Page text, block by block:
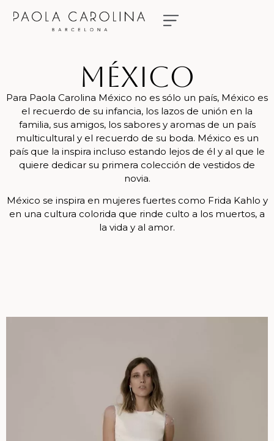
México
Para Paola Carolina México no es sólo un país, México es
el recuerdo de su infancia, los lazos de unión en la
familia, sus amigos, los sabores y aromas de un país
multicultural y el recuerdo de su boda. México es un
país que la inspira incluso estando lejos de él y al que le
quiere dedicar su primera colección de vestidos de
novia.
México se inspira en mujeres fuertes como Frida Kahlo y
en una cultura colorida que rinde culto a los muertos, a
la vida y al amor.